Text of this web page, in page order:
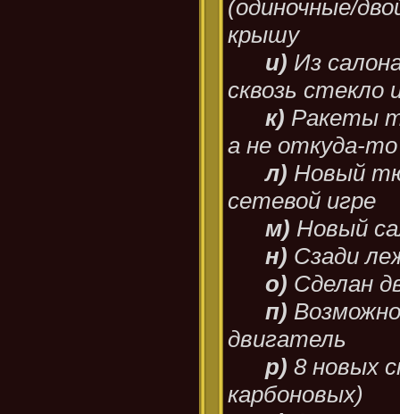
(одиночные/
крышу
и) Из
сквозь стекло
к) Ракеты
а не откуда-
л) Новый
сетевой игре
м) Новый
н) Сзади
о) Сделан
п)
двигатель
р) 8 новых
карбоновых)